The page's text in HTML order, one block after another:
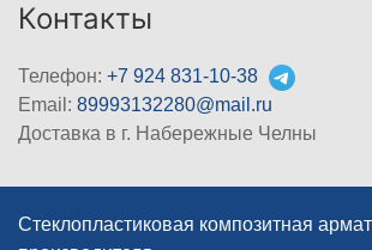
Контакты
Телефон: +7 924 831-10-38
Email: 89993132280@mail.ru
Доставка в г. Набережные Челны
Стеклопластиковая композитная